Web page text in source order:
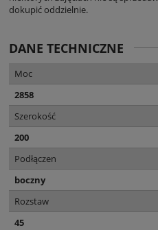
dokupić oddzielnie.
DANE TECHNICZNE
Moc
2858
Szerokość
200
Podłączen
boczny
Rozstaw
45